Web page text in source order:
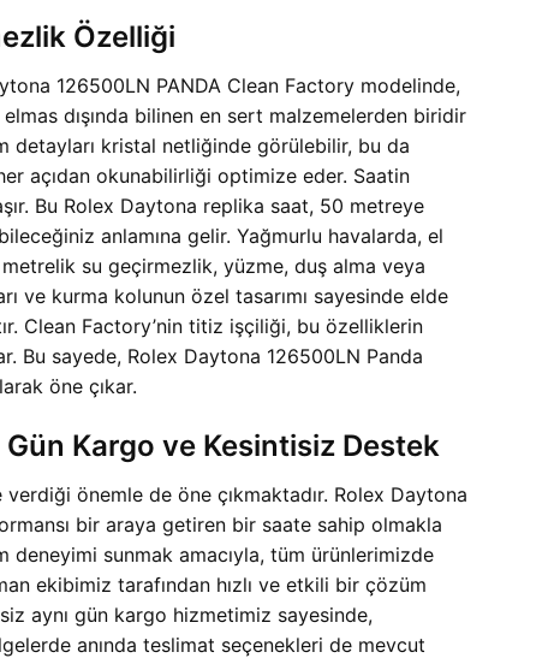
Özelliği
126500LN PANDA Clean Factory modelinde,
dışında bilinen en sert malzemelerden biridir
detayları kristal netliğinde görülebilir, bu da
açıdan okunabilirliği optimize eder. Saatin
Bu Rolex Daytona replika saat, 50 metreye
anlamına gelir. Yağmurlu havalarda, el
su geçirmezlik, yüzme, duş alma veya
ve kurma kolunun özel tasarımı sayesinde elde
Clean Factory’nin titiz işçiliği, bu özelliklerin
Bu sayede, Rolex Daytona 126500LN Panda
öne çıkar.
Kargo ve Kesintisiz Destek
önemle de öne çıkmaktadır. Rolex Daytona
bir araya getiren bir saate sahip olmakla
deneyimi sunmak amacıyla, tüm ürünlerimizde
ekibimiz tarafından hızlı ve etkili bir çözüm
aynı gün kargo hizmetimiz sayesinde,
anında teslimat seçenekleri de mevcut